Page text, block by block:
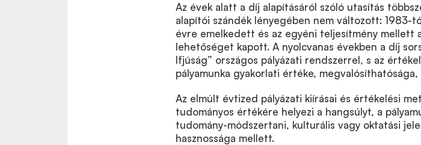
Az évek alatt a díj alapításáról szóló utasítás
alapítói szándék lényegében nem változott: 1983-
évre emelkedett és az egyéni teljesítmény mellett
lehetőséget kapott. A nyolcvanas években a díj
Ifjúság” országos pályázati rendszerrel, s az
pályamunka gyakorlati értéke,
Az elmúlt évtized pályázati kiírásai és értékelési
tudományos értékére helyezi a hangsúlyt, a
tudomány-módszertani, kulturális vagy oktatási
hasznossága mellett.